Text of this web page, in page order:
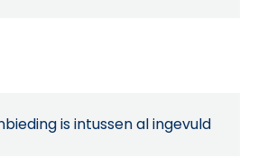
is intussen al ingevuld